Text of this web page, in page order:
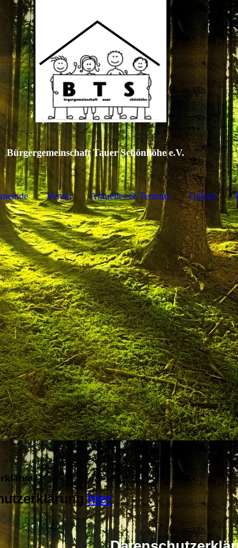
Bürgergemeinschaft Tauer Schönhöhe e.V.
Verein Aktuelles & Termine Galerie
hier